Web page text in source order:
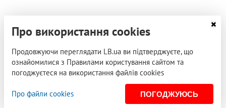
Про використання cookies
Продовжуючи переглядати LB.ua ви підтверджуєте, що
ознайомилися з Правилами користування сайтом та
погоджуєтеся на використання файлів cookies
Про файли cookies ПОГОДЖУЮСЬ